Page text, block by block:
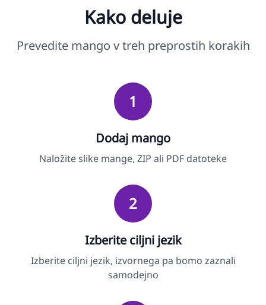
Kako deluje
Prevedite mango v treh preprostih korakih
1
Dodaj mango
Naložite slike mange, ZIP ali PDF datoteke
2
Izberite ciljni jezik
Izberite ciljni jezik, izvornega pa bomo zaznali
samodejno